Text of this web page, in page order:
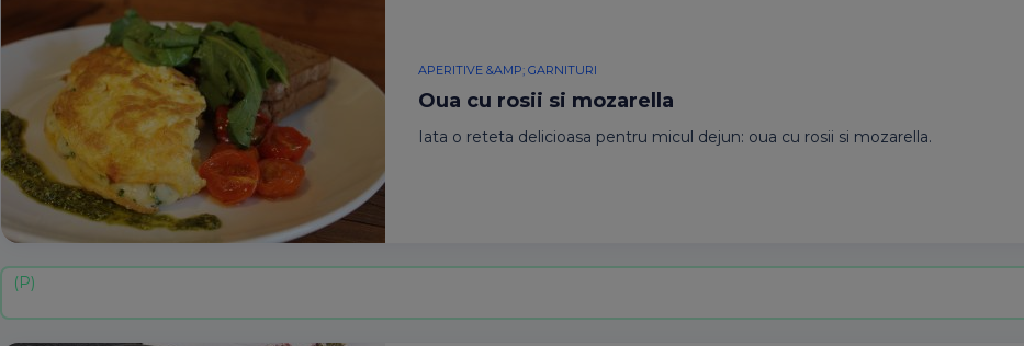
APERITIVE &AMP; GARNITURI
Oua cu rosii si mozarella
Iata o reteta delicioasa pentru micul dejun: oua cu rosii si mozarella.